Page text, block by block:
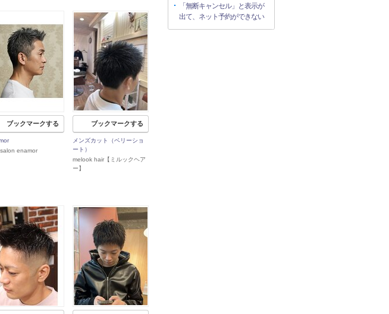
ブックマークする
enamor
ブックマークする
メンズカット（ベリーショ
ート）
melook hair【ミルックヘア
ー】
「無断キャンセル」と表示が
出て、ネット予約ができない